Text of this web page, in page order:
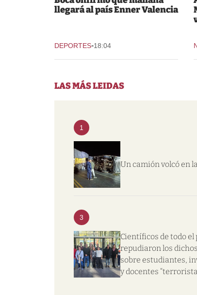
llegará al país Enner Valencia
DEPORTES-18:04
LAS MÁS LEIDAS
1
Un camión volcó en
3
Científicos de todo el
repudiaron los
sobre estudiantes,
y docentes